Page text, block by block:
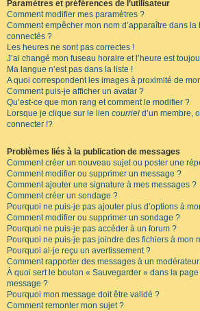
Paramètres et préférences de l’utilisateur
Comment modifier mes paramètres ?
Comment empêcher mon nom d’apparaître dans la
connectés ?
Les heures ne sont pas correctes !
J’ai changé mon fuseau horaire et l’heure est
Ma langue n’est pas dans la liste !
A quoi correspondent les images à proximité de
Comment puis-je afficher un avatar ?
Qu’est-ce que mon rang et comment le modifier ?
Lorsque je clique sur le lien courriel d’un membre,
connecter !?
Problèmes liés à la publication de messages
Comment créer un nouveau sujet ou poster une
Comment modifier ou supprimer un message ?
Comment ajouter une signature à mes messages ?
Comment créer un sondage ?
Pourquoi ne puis-je pas ajouter plus d’options à
Comment modifier ou supprimer un sondage ?
Pourquoi ne puis-je pas accéder à un forum ?
Pourquoi ne puis-je pas joindre des fichiers à mon
Pourquoi ai-je reçu un avertissement ?
Comment rapporter des messages à un
À quoi sert le bouton « Sauvegarder » dans la
message ?
Pourquoi mon message doit être validé ?
Comment remonter mon sujet ?